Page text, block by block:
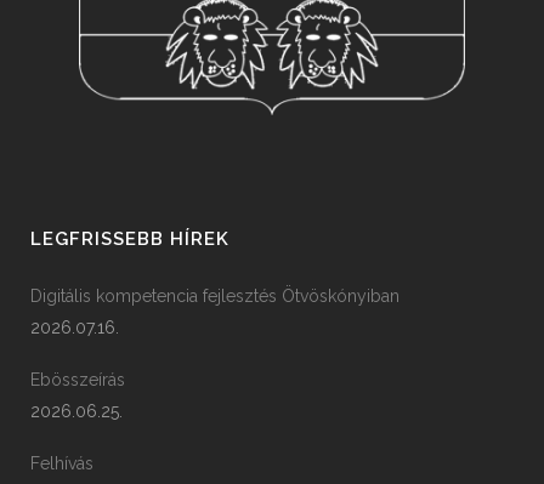
LEGFRISSEBB HÍREK
Digitális kompetencia fejlesztés Ötvöskónyiban
2026.07.16.
Ebösszeírás
2026.06.25.
Felhívás